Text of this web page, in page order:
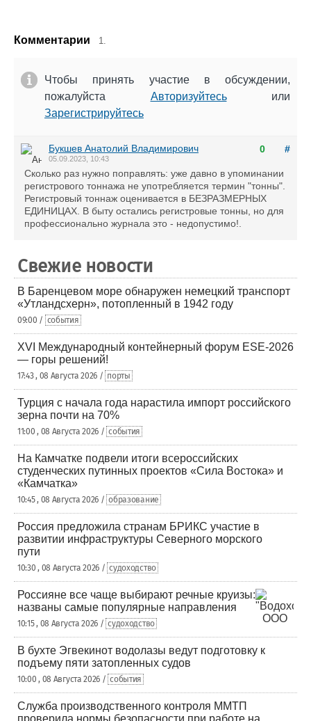
Комментарии 1.
Чтобы принять участие в обсуждении,
пожалуйста Авторизуйтесьили
Зарегистрируйтесь
0 #
Букшев Анатолий Владимирович
05.09.2023, 10:43
Cколько раз нужно поправлять: уже давно в упоминании
регистрового тоннажа не употребляется термин "тонны".
Регистровый тоннаж оценивается в БЕЗРАЗМЕРНЫХ
ЕДИНИЦАХ. В быту остались регистровые тонны, но для
профессионально журнала это - недопустимо!.
Свежие новости
В Баренцевом море обнаружен немецкий транспорт
«Утландсхерн», потопленный в 1942 году
09:00 / события
XVI Международный контейнерный форум ESE-2026
— горы решений!
17:43 , 08 Августа 2026 / порты
Турция с начала года нарастила импорт российского
зерна почти на 70%
11:00 , 08 Августа 2026 / события
На Камчатке подвели итоги всероссийских
студенческих путинных проектов «Сила Востока» и
«Камчатка»
10:45 , 08 Августа 2026 / образование
Россия предложила странам БРИКС участие в
развитии инфраструктуры Северного морского
пути
10:30 , 08 Августа 2026 / судоходство
Россияне все чаще выбирают речные круизы:
названы самые популярные направления
10:15 , 08 Августа 2026 / судоходство
В бухте Эгвекинот водолазы ведут подготовку к
подъему пяти затопленных судов
10:00 , 08 Августа 2026 / события
Служба производственного контроля ММТП
проверила нормы безопасности при работе на